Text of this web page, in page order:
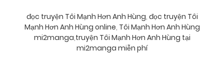
đọc truyện Tôi Mạnh Hơn Anh Hùng, đọc truyện Tôi
Mạnh Hơn Anh Hùng online, Tôi Mạnh Hơn Anh Hùng
mi2manga,truyện Tôi Mạnh Hơn Anh Hùng tại
mi2manga miễn phí